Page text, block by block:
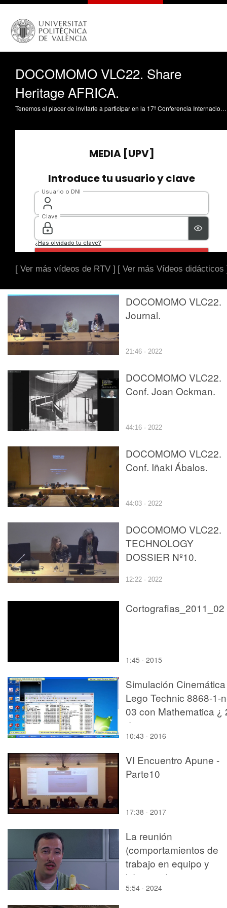
DOCOMOMO VLC22. Share
Heritage AFRICA.
Tenemos el placer de invitarle a participar en la 17ª Conferencia Internacional Docomomo, incluida en el programa oficial de Valencia Capital Mundial del Diseño 2022, que se celebrará en Valencia, del 6 al 9 de septiembre de 2022. Docomomo International convoca a investigadores y profesionales en torno al tema: Diseño Moderno: Compromiso social y calidad de vida.
[ Ver más vídeos de RTV ] [ Ver más Vídeos didácticos
DOCOMOMO VLC22.
Journal.
21:46 · 2022
DOCOMOMO VLC22.
Conf. Joan Ockman.
44:16 · 2022
DOCOMOMO VLC22.
Conf. Iñaki Ábalos.
44:03 · 2022
DOCOMOMO VLC22.
TECHNOLOGY
DOSSIER Nº10.
12:22 · 2022
Cortografias_2011_02
1:45 · 2015
Simulación Cinemática
Lego Technic 8868-1-
03 con Mathematica ¿
de 4
10:43 · 2016
VI Encuentro Apune -
Parte10
17:38 · 2017
La reunión
(comportamientos de
trabajo en equipo y
liderazgo)
5:54 · 2024